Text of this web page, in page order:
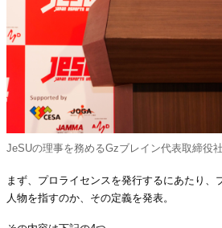
JeSUの理事を務めるGzブレイン代表取締役
まず、プロライセンスを発行するにあたり、
人物を指すのか、その定義を発表。